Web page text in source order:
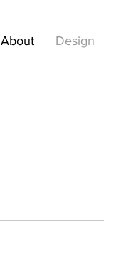
About Design